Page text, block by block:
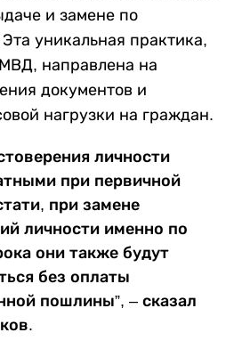
и замене по
уникальная практика,
направлена на
документов и
нагрузки на граждан.
личности
при первичной
при замене
личности именно по
они также будут
без оплаты
пошлины”, – сказал